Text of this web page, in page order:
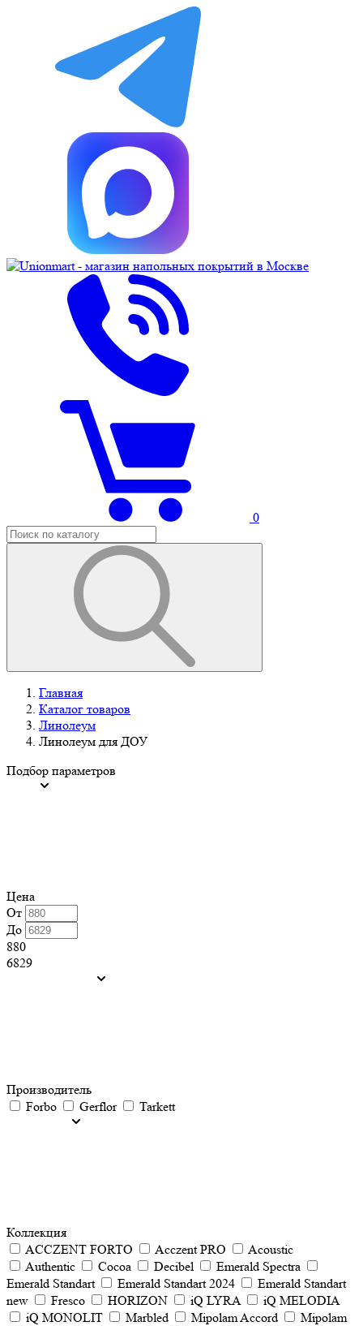
0
Главная
Каталог товаров
Линолеум
Линолеум для ДОУ
Подбор параметров
Цена
От
До
880
6829
Производитель
Forbo
Gerflor Tarkett
Коллекция
ACCZENT FORTO
Acczent PRO
Acoustic
Authentic
Cocoa Decibel
Emerald Spectra
Emerald Standart
Emerald Standart 2024
Emerald Standart
new
Fresco HORIZON iQ LYRA
iQ MELODIA
iQ MONOLIT
Marbled Mipolam Accord
Mipolam